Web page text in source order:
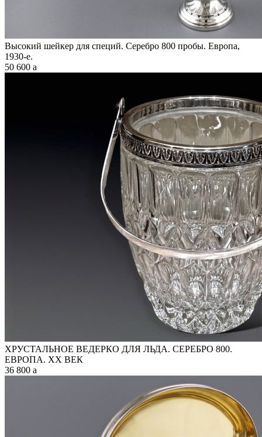
Высокий шейкер для специй. Серебро 800 пробы. Европа,
1930-е.
50 600 a
ХРУСТАЛЬНОЕ ВЕДЕРКО ДЛЯ ЛЬДА. СЕРЕБРО 800.
ЕВРОПА. XX ВЕК
36 800 a